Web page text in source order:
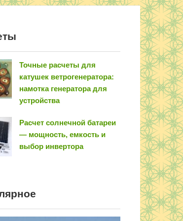
Точные расчеты для
катушек ветрогенератора:
намотка генератора для
устройства
Расчет солнечной батареи
— мощность, емкость и
выбор инвертора